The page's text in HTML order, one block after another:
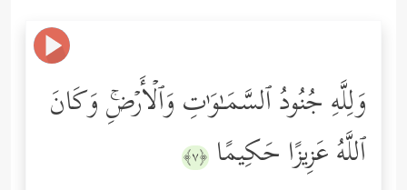
وَلِلَّهِ جُنُودُ ٱلسَّمَـٰوَ ٰ⁠تِ وَٱلۡأَرۡضِۚ وَكَانَ
ٱللَّهُ عَزِیزًا حَكِیمًا ﴿٧﴾